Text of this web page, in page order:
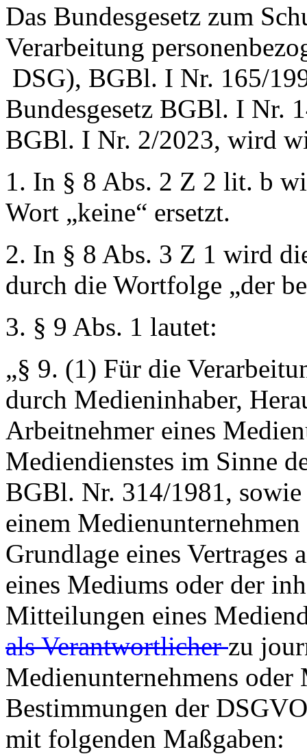
Das Bundesgesetz zum
Verarbeitung
DSG), BGBl. I Nr. 165/
Bundesgesetz BGBl. I Nr.
BGBl. I Nr. 2/2023, wird
1. In § 8 Abs. 2 Z 2 lit. b
Wort „keine“ ersetzt.
2. In § 8 Abs. 3 Z 1 wird
durch die Wortfolge „der
3. § 9 Abs. 1 lautet:
„§ 9. (1) Für die
durch Medieninhaber,
Arbeitnehmer eines
Mediendienstes im Sinne
BGBl. Nr. 314/1981,
einem
Grundlage eines Vertrages
eines Mediums oder der
Mitteilungen eines
als Verantwortlicherzu
Medienunternehmens oder
Bestimmungen der
mit folgenden Maßgaben: